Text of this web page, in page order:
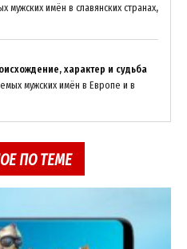
NOW
мужских имён в славянских странах,
характер и судьба
мужских имён в Европе и в
ПО ТЕМЕ